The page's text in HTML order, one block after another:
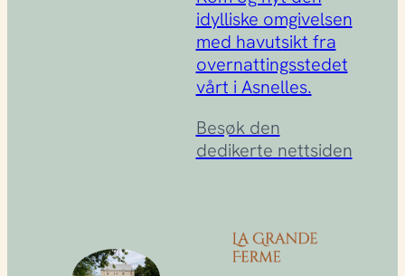
idylliske omgivelsen
med havutsikt fra
overnattingsstedet
vårt i Asnelles.
Besøk den
dedikerte nettsiden